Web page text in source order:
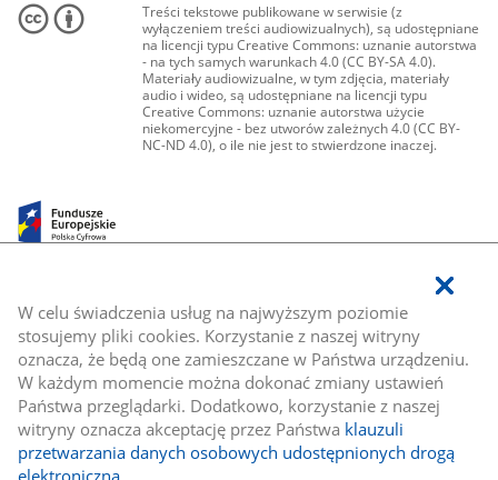
W celu świadczenia usług na najwyższym poziomie
stosujemy pliki cookies. Korzystanie z naszej witryny
oznacza, że będą one zamieszczane w Państwa urządzeniu.
W każdym momencie można dokonać zmiany ustawień
Państwa przeglądarki. Dodatkowo, korzystanie z naszej
witryny oznacza akceptację przez Państwa klauzuli
przetwarzania danych osobowych udostępnionych drogą
elektroniczną.
Treści tekstowe publikowane w serwisie (z
wyłączeniem treści audiowizualnych), są udostępniane
na licencji typu Creative Commons: uznanie autorstwa
- na tych samych warunkach 4.0 (CC BY-SA 4.0).
Materiały audiowizualne, w tym zdjęcia, materiały
audio i wideo, są udostępniane na licencji typu
Creative Commons: uznanie autorstwa użycie
niekomercyjne - bez utworów zależnych 4.0 (CC BY-
NC-ND 4.0), o ile nie jest to stwierdzone inaczej.